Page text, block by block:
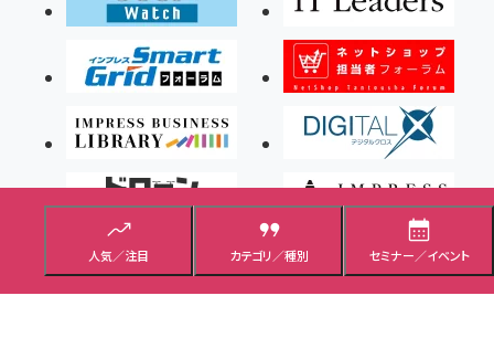
人気／注目 カテゴリ／種別 セミナー／イベント